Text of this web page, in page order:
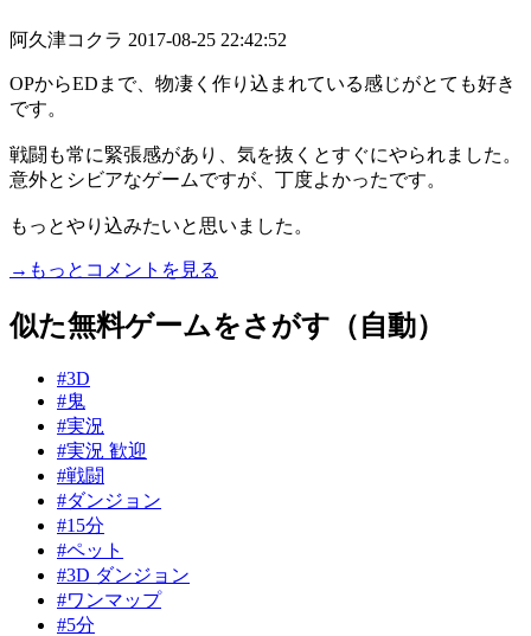
阿久津コクラ 2017-08-25 22:42:52
OPからEDまで、物凄く作り込まれている感じがとても好き
です。
戦闘も常に緊張感があり、気を抜くとすぐにやられました。
意外とシビアなゲームですが、丁度よかったです。
もっとやり込みたいと思いました。
→もっとコメントを見る
似た無料ゲームをさがす（自動）
#3D
#鬼
#実況
#実況 歓迎
#戦闘
#ダンジョン
#15分
#ペット
#3D ダンジョン
#ワンマップ
#5分